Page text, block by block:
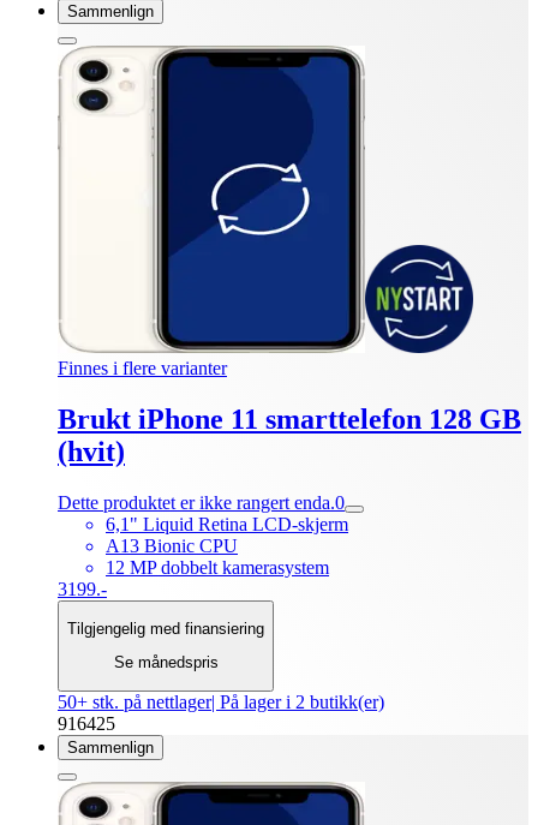
Sammenlign
Finnes i flere varianter
Brukt iPhone 11 smarttelefon 128 GB
(hvit)
Dette produktet er ikke rangert enda.0
6,1" Liquid Retina LCD-skjerm
A13 Bionic CPU
12 MP dobbelt kamerasystem
3199.-
Tilgjengelig med finansiering
Se månedspris
50+ stk. på nettlager| På lager i 2 butikk(er)
916425
Sammenlign